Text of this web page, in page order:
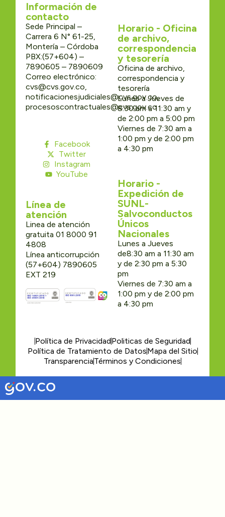
Información de
contacto
Sede Principal –
Carrera 6 N° 61-25,
Montería – Córdoba
PBX:(57+604) –
7890605 – 7890609
Correo electrónico:
cvs@cvs.gov.co,
notificacionesjudiciales@cvs.gov.co,
procesoscontractuales@cvs.gov.co
Facebook
Twitter
Instagram
YouTube
Línea de
atención
Linea de atención
gratuita 01 8000 91
4808
Línea anticorrupción
(57+604) 7890605
EXT 219
Horario - Oficina
de archivo,
correspondencia
y tesorería
Oficina de archivo,
correspondencia y
tesorería
Lunes a Jueves de
8:30 am a 11:30 am y
de 2:00 pm a 5:00 pm
Viernes de 7:30 am a
1:00 pm y de 2:00 pm
a 4:30 pm
Horario -
Expedición de
SUNL-
Salvoconductos
Únicos
Nacionales
Lunes a Jueves
de8:30 am a 11:30 am
y de 2:30 pm a 5:30
pm
Viernes de 7:30 am a
1:00 pm y de 2:00 pm
a 4:30 pm
Política de PrivacidadPoliticas de Seguridad
Política de Tratamiento de DatosMapa del Sitio
TransparenciaTérminos y Condiciones